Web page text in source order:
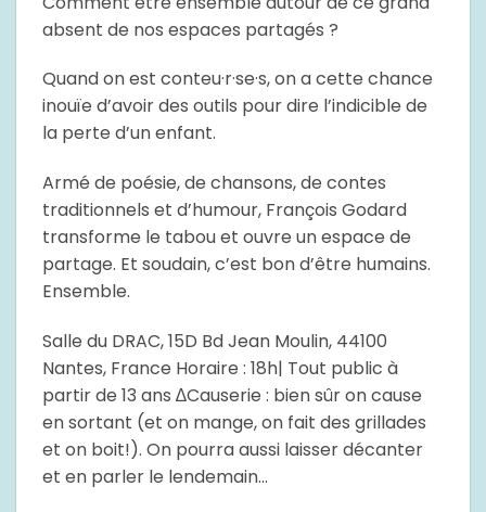
absent de nos espaces partagés ?
Quand on est conteu·r·se·s, on a cette chance
inouïe d’avoir des outils pour dire l’indicible de
la perte d’un enfant.
Armé de poésie, de chansons, de contes
traditionnels et d’humour, François Godard
transforme le tabou et ouvre un espace de
partage. Et soudain, c’est bon d’être humains.
Ensemble.
Salle du DRAC, 15D Bd Jean Moulin, 44100
Nantes, France Horaire : 18h| Tout public à
partir de 13 ans ∆Causerie : bien sûr on cause
en sortant (et on mange, on fait des grillades
et on boit!). On pourra aussi laisser décanter
et en parler le lendemain…